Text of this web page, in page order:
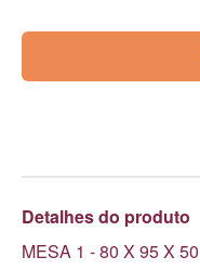
Detalhes do produto
MESA 1 - 80 X 95 X 50